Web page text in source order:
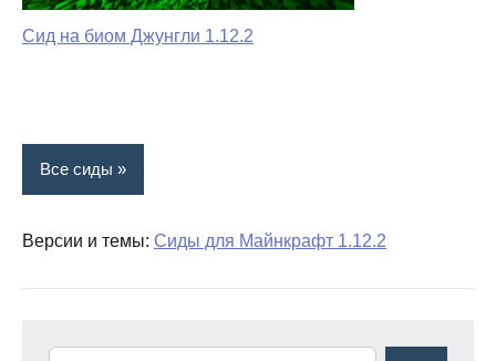
Сид на биом Джунгли 1.12.2
Все сиды
Версии и темы: Сиды для Майнкрафт 1.12.2